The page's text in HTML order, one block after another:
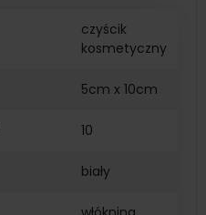
czyścik
kosmetyczny
5cm x 10cm
10
biały